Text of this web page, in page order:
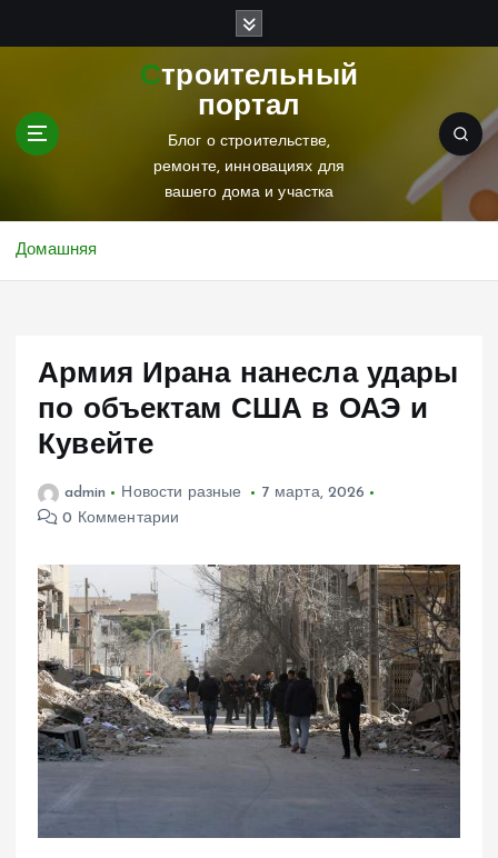
Строительный
портал
Блог о строительстве,
ремонте, инновациях для
вашего дома и участка
Домашняя
Армия Ирана нанесла удары
по объектам США в ОАЭ и
Кувейте
admin Новости разные
7 марта, 2026
0 Комментарии